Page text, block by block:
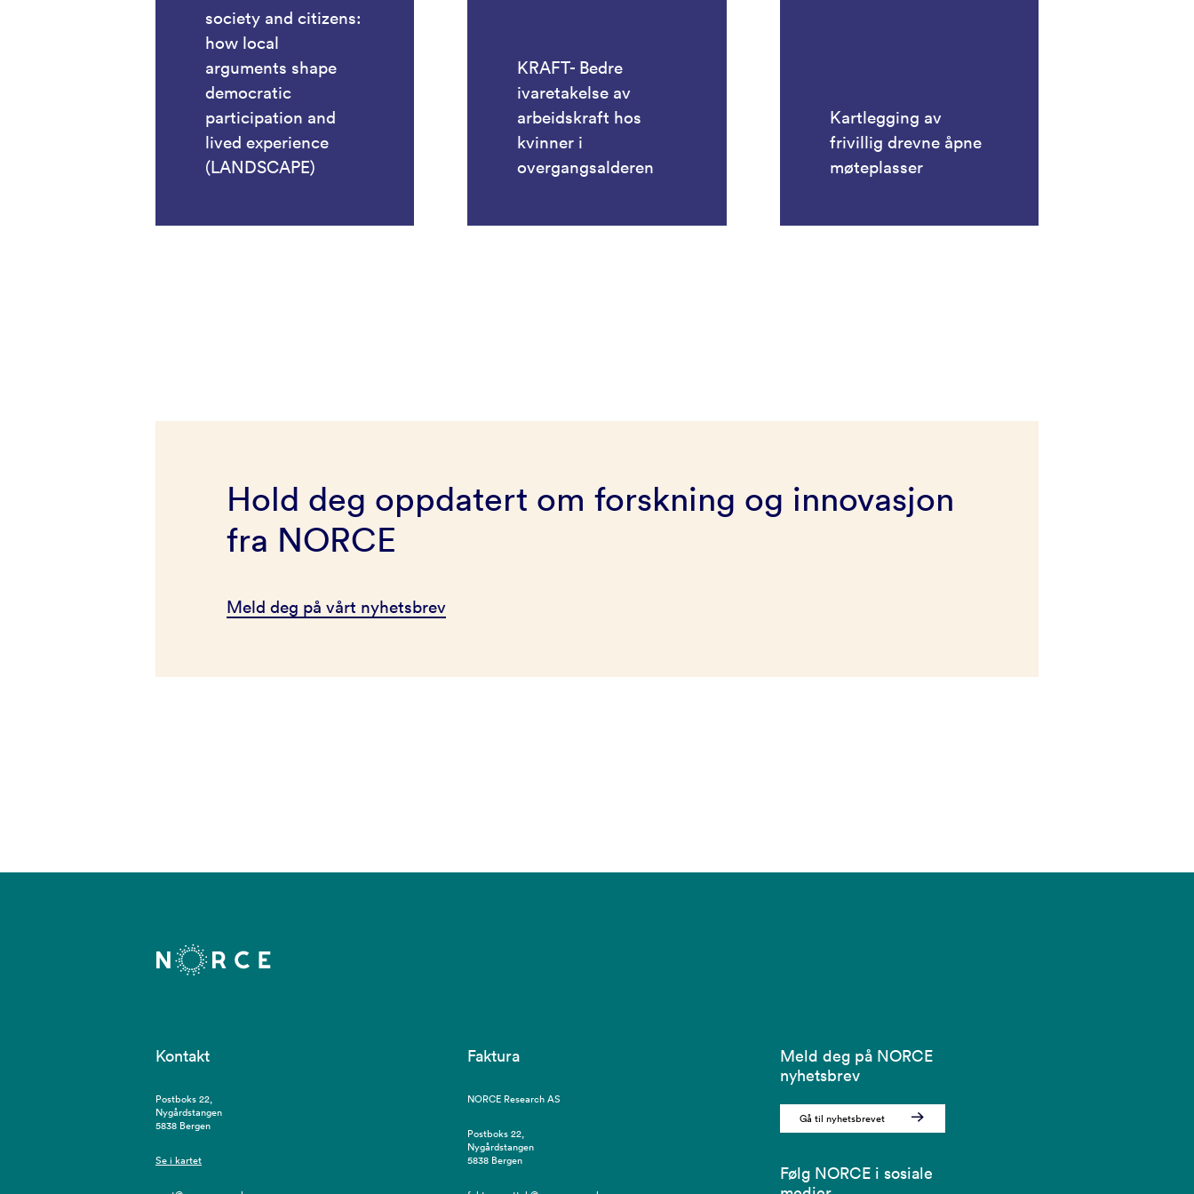
society and citizens:
how local
arguments shape
democratic
participation and
lived experience
(LANDSCAPE)
KRAFT- Bedre
ivaretakelse av
arbeidskraft hos
kvinner i
overgangsalderen
Kartlegging av
frivillig drevne åpne
møteplasser
Hold deg oppdatert om forskning og innovasjon
fra NORCE
Meld deg på vårt nyhetsbrev
Kontakt
Postboks 22,
Nygårdstangen
5838 Bergen
Se i kartet
Faktura
NORCE Research AS
Postboks 22,
Nygårdstangen
5838 Bergen
Meld deg på NORCE
nyhetsbrev
Gå til nyhetsbrevet
Følg NORCE i sosiale